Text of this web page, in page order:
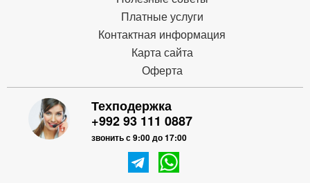
Платные услуги
Контактная информация
Карта сайта
Оферта
Техподержка
+992 93 111 0887
звонить с 9:00 до 17:00